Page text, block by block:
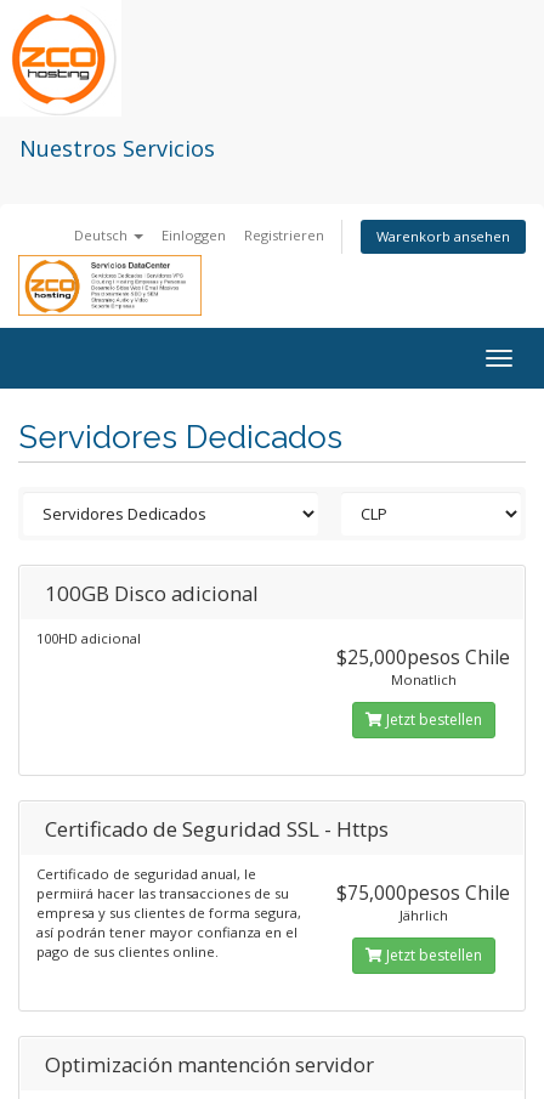
Nuestros Servicios
Deutsch Einloggen Registrieren Warenkorb ansehen
Servidores Dedicados
100GB Disco adicional
100HD adicional
$25,000pesos Chile
Monatlich
Jetzt bestellen
Certificado de Seguridad SSL - Https
Certificado de seguridad anual, le
permiirá hacer las transacciones de su
empresa y sus clientes de forma segura,
así podrán tener mayor confianza en el
pago de sus clientes online.
$75,000pesos Chile
Jährlich
Jetzt bestellen
Optimización mantención servidor